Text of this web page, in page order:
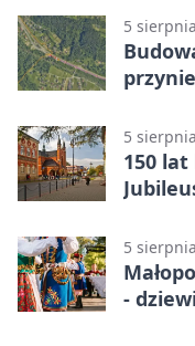
5
5
150
5
-